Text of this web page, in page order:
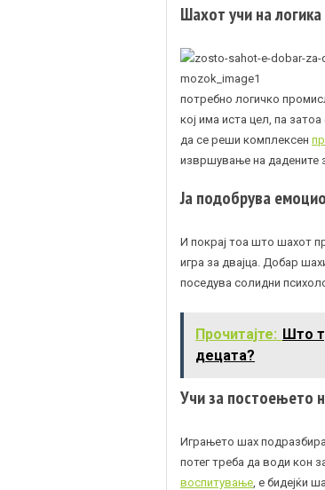
Шахот учи на
потребно логичко
кој има иста цел, па
да се реши комплексен
извршување на дадените
Ја подобрува
И покрај тоа што шахот
игра за двајца. Добар
поседува солидни
Прочитајте: Што
децата?
Учи за постоењето
Играњето шах
потег треба да води кон
воспитување , е бидејќи